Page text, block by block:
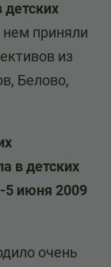
нем приняли
из
Белово,
в детских
5 июня 2009
очень